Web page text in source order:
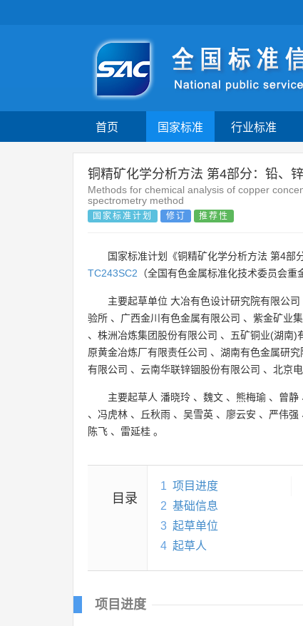
首页 国家标准 行业标准
铜精矿化学分析方法 第4部分：铅、
Methods for chemical analysis of copper
spectrometry method
国家标准计划 修订 推荐性
国家标准计划《铜精矿化学分析方法 第4部
TC243SC2 （全国有色金属标准化技术委员会
主要起草单位 大冶有色设计研究院有限公司
验所 、 广西金川有色金属有限公司 、 紫金矿业
、 株洲冶炼集团股份有限公司 、 五矿铜业(湖南)
原黄金冶炼厂有限责任公司 、 湖南有色金属研究
有限公司 、 云南华联锌铟股份有限公司 、 北京
主要起草人 潘晓玲 、 魏文 、 熊梅瑜 、 曾静
、 冯虎林 、 丘秋雨 、 吴雪英 、 廖云安 、 严伟强
陈飞 、 雷延桂 。
目录
1 项目进度
2 基础信息
3 起草单位
4 起草人
项目进度